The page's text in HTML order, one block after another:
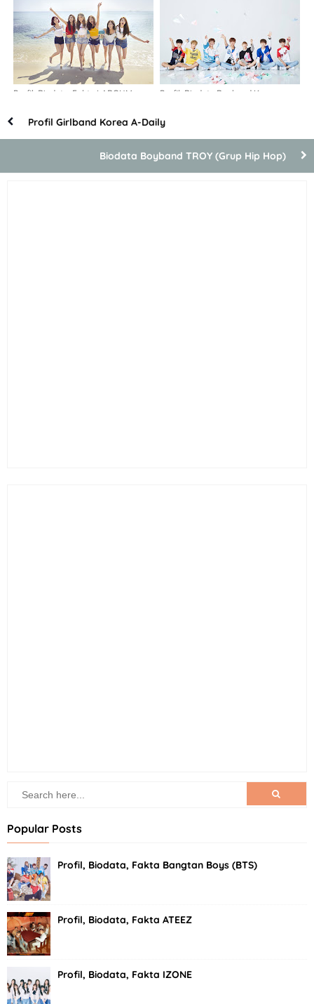
Profil, Biodata, Fakta LABOUM
Profil, Biodata Boyband Korea
Profil Girlband Korea A-Daily
Biodata Boyband TROY (Grup Hip Hop)
Popular Posts
Profil, Biodata, Fakta Bangtan Boys (BTS)
Profil, Biodata, Fakta ATEEZ
Profil, Biodata, Fakta IZONE